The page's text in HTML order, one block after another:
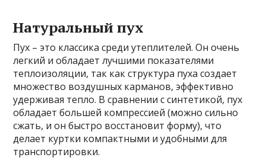
Натуральный пух
Пух – это классика среди утеплителей. Он очень
легкий и обладает лучшими показателями
теплоизоляции, так как структура пуха создает
множество воздушных карманов, эффективно
удерживая тепло. В сравнении с синтетикой, пух
обладает большей компрессией (можно сильно
сжать, и он быстро восстановит форму), что
делает куртки компактными и удобными для
транспортировки.